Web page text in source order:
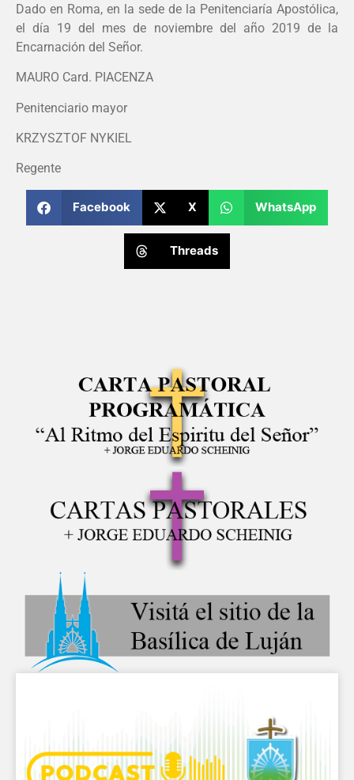
Dado en Roma, en la sede de la Penitenciaría Apostólica,
el día 19 del mes de noviembre del año 2019 de la
Encarnación del Señor.
MAURO Card. PIACENZA
Penitenciario mayor
KRZYSZTOF NYKIEL
Regente
Facebook X WhatsApp
Threads